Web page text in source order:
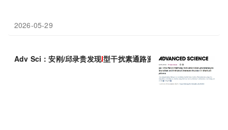
2026-05-29
Adv Sci：安刚/邱录贵发现I型干扰素通路激活破坏单核细胞成熟